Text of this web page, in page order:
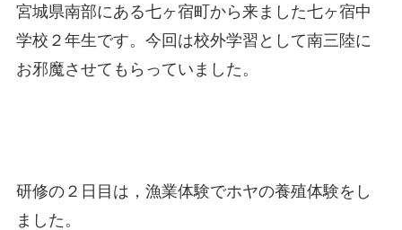
宮城県南部にある七ヶ宿町から来ました七ヶ宿中
学校２年生です。今回は校外学習として南三陸に
お邪魔させてもらっていました。
研修の２日目は，漁業体験でホヤの養殖体験をし
ました。